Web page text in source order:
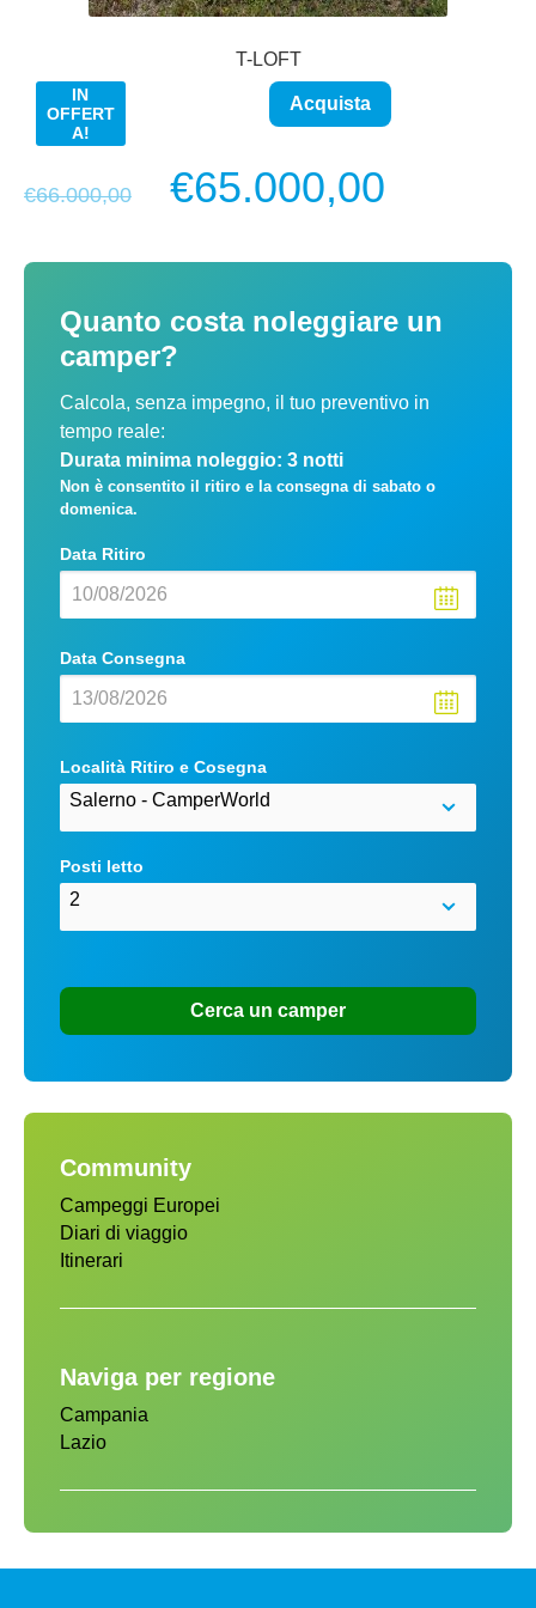
T-LOFT
IN
OFFERT
A!
€66.000,00
era:
€66.000,00.
€65.000,00
attuale
è:
Acquista
Quanto costa noleggiare un
camper?
Calcola, senza impegno, il tuo preventivo in
tempo reale:
Durata minima noleggio: 3 notti
Non è consentito il ritiro e la consegna di sabato o
domenica.
Data Ritiro
Data Consegna
Località Ritiro e Cosegna
Posti letto
Cerca un camper
Community
Campeggi Europei
Diari di viaggio
Itinerari
Naviga per regione
Campania
Lazio